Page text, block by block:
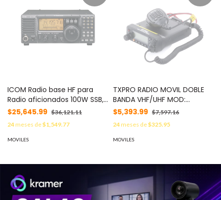
ICOM Radio base HF para
Radio aficionados 100W SSB,
40W AM, 101 canales. MOD:
$25,645.99 $36,121.11
24meses de$1,549.77
MOVILES
TXPRO RADIO MOVIL DOBLE
BANDA VHF/UHF MOD:
TXM9600
$5,393.99 $7,597.16
24meses de$325.95
MOVILES